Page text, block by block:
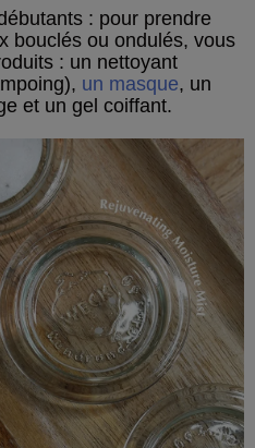
: pour prendre
bouclés ou ondulés, vous
: un nettoyant
un masque, un
et un gel coiffant.